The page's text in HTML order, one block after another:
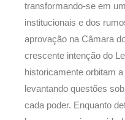
transformando-se em
institucionais e dos
aprovação na Câmara
crescente intenção do
historicamente orbitam
levantando questões
cada poder. Enquanto